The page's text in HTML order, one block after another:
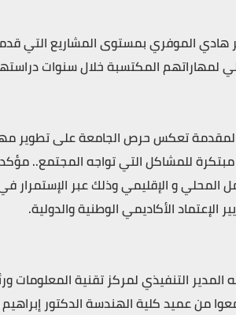
هادي الموفري بمستوى المشاريع التي
لمهاراتهم المكتسبة خلال سنوات
المقدمة تعكس حرص الجامعة على تطوير
مبتكرة للمشاكل التي تواجه المجتمع..
و الإقليمي وذلك عبر الإستمرار في
الإعتماد الأكاديمي الوطنية والدولية.
المدير التنفيذي لمركز تقنية
من عميد كلية الهندسة الدكتور